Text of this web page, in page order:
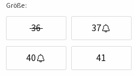
Größe:
36 37
40 41